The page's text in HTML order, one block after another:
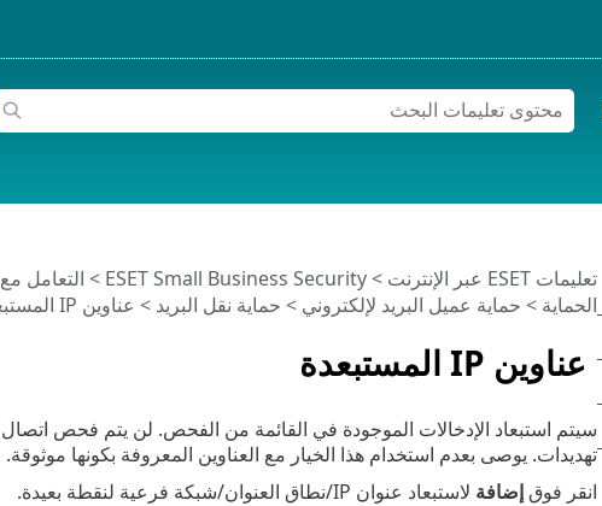
عناوين IP المستبعدة
تعليمات ESET عبر الإنترنت >
ESET Small Business Security
> التعامل مع ESET Small Business Security
الحماية > حماية عميل البريد لإلكتروني > حماية نقل البريد > عناوين IP المستبعدة
تهديدات. يوصى بعدم استخدام هذا الخيار مع العناوين المعروفة بكونها موثوقة.
انقر فوقإضافة لاستبعاد عنوان IP/نطاق العنوان/شبكة فرعية لنقطة بعيدة.